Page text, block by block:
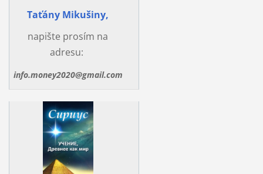
Taťány Mikušiny,
napište prosím na
adresu:
info.money2020@gmail.com